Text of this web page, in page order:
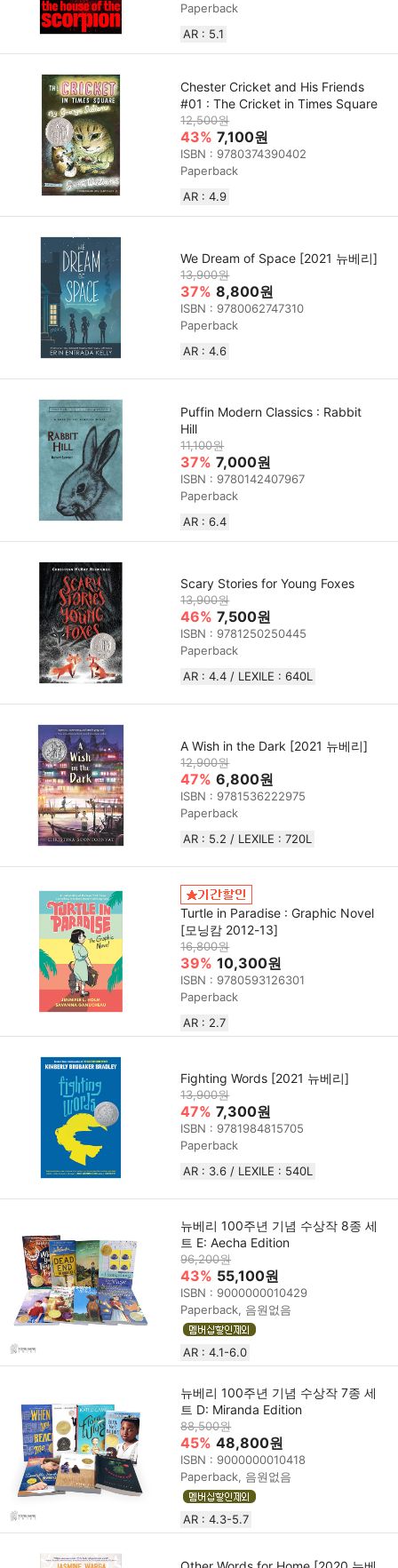
Paperback
AR : 5.1
Chester Cricket and His Friends
#01 : The Cricket in Times Square
12,500원
43% 7,100원
ISBN : 9780374390402
Paperback
AR : 4.9
We Dream of Space [2021 뉴베리]
13,900원
37% 8,800원
ISBN : 9780062747310
Paperback
AR : 4.6
Puffin Modern Classics : Rabbit
Hill
11,100원
37% 7,000원
ISBN : 9780142407967
Paperback
AR : 6.4
Scary Stories for Young Foxes
13,900원
46% 7,500원
ISBN : 9781250250445
Paperback
AR : 4.4 / LEXILE : 640L
A Wish in the Dark [2021 뉴베리]
12,900원
47% 6,800원
ISBN : 9781536222975
Paperback
AR : 5.2 / LEXILE : 720L
Turtle in Paradise : Graphic Novel
[모닝캄 2012-13]
16,800원
39% 10,300원
ISBN : 9780593126301
Paperback
AR : 2.7
Fighting Words [2021 뉴베리]
13,900원
47% 7,300원
ISBN : 9781984815705
Paperback
AR : 3.6 / LEXILE : 540L
뉴베리 100주년 기념 수상작 8종 세
트 E: Aecha Edition
96,200원
43% 55,100원
ISBN : 9000000010429
Paperback, 음원없음
AR : 4.1-6.0
뉴베리 100주년 기념 수상작 7종 세
트 D: Miranda Edition
88,500원
45% 48,800원
ISBN : 9000000010418
Paperback, 음원없음
AR : 4.3-5.7